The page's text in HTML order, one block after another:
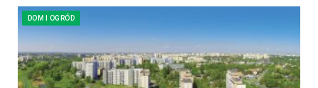
DOM I OGRÓD